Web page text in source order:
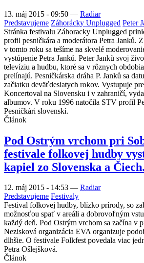
13. máj 2015 - 09:50 — Radiar
Predstavujeme Záhorácky Unplugged Peter
Stránka festivalu Záhoracky Unplugged
profil pesničkára a moderátora Petra Janků.
v tomto roku sa tešíme na skvelé
vystúpenie Petra Janků. Peter Janků svoj
televíziu a hudbu, ktoré sa v rôznych
prelínajú. Pesničkárska dráha P. Janků sa
začiatku deväťdesiatych rokov. Vystupuje
Koncertoval na Slovensku i v zahraničí,
albumov. V roku 1996 natočila STV profil
Pesničkári slovenskí.
Článok
Pod Ostrým vrchom pri
festivale folkovej hudby
kapiel zo Slovenska a Čiech.
12. máj 2015 - 14:53 — Radiar
Predstavujeme Festivaly
Festival folkovej hudby, blízko prírody, so
možnosťou spať v areáli a dobrovoľným
každý deň. Pod Ostrým vrchom sa začína v
Nezisková organizácia EVA organizuje
dlhšie. O festivale Folkfest povedala viac
Petra Ošlejšková.
Článok